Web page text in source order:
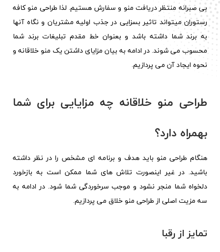
بی صبرانه منتظر دریافت منو و سفارش هستیم. لذا طراحی منو کافه
رستوران میتواند تاثیر بسزایی در جذب اولیه مشتریان و نگاه آنها
به برند شما داشته باشد و بعنوان خط مقدم تبلیغات برند شما
محسوب می شوند. در ادامه به بیان مزایای داشتن یک منو خلاقانه و
نحوه ایجاد آن می پردازیم.
طراحی منو خلاقانه چه مزایایی برای شما
بهمراه دارد؟
هنگام طراحی منو باید هدف و برنامه ای مشخص را در نظر داشته
باشید. در غیر اینصورت تلاش های شما ممکن است به بازخورد
دلخواه شما منجر نشود و موجب سرخوردگی شما شود. در ادامه به
سه مزیت اصلی از طراحی منو خلاق می پردازیم.
تمایز از رقبا